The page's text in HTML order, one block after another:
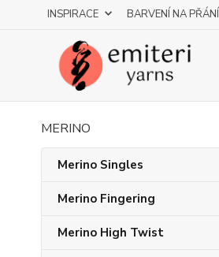
INSPIRACE BARVENÍ NA PŘÁNÍ
MERINO
Merino Singles
Merino Fingering
Merino High Twist